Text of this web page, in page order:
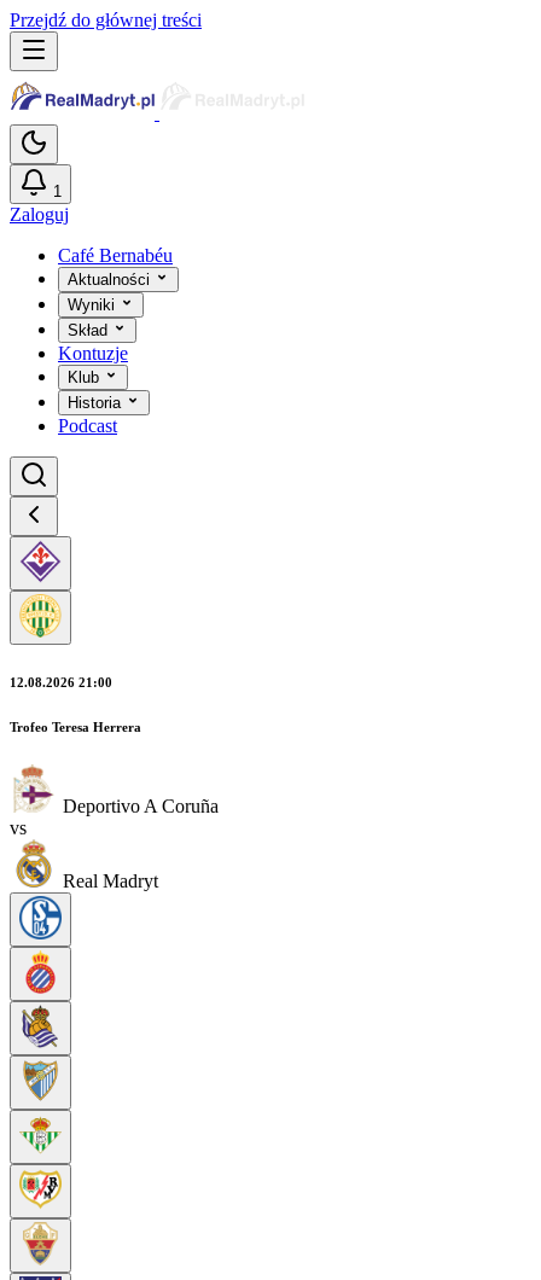
Przejdź do głównej treści
1
Zaloguj
Café Bernabéu
Aktualności
Wyniki
Skład
Kontuzje
Klub
Historia
Podcast
12.08.2026 21:00
Trofeo Teresa Herrera
Deportivo A Coruña
vs
Real Madryt